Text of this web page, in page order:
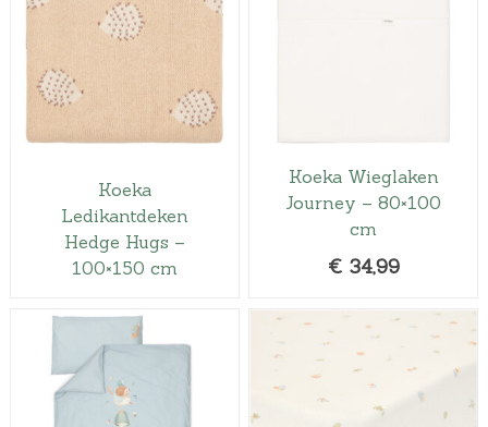
Koeka
Ledikantdeken
Hedge Hugs –
100×150 cm
Koeka Wieglaken
Journey – 80×100
cm
€ 34,99